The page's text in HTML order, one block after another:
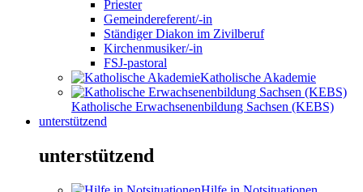
Priester
Gemeindereferent/-in
Ständiger Diakon im Zivilberuf
Kirchenmusiker/-in
FSJ-pastoral
Katholische Akademie
Katholische Erwachsenenbildung Sachsen (KEBS)
unterstützend
unterstützend